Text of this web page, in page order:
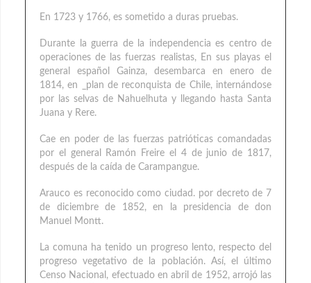
En 1723 y 1766, es sometido a duras pruebas.
Durante la guerra de la independencia es centro de
operaciones de las fuerzas realistas, En sus playas el
general español Gainza, desembarca en enero de
1814, en _plan de reconquista de Chile, internándose
por las selvas de Nahuelhuta y llegando hasta Santa
Juana y Rere.
Cae en poder de las fuerzas patrióticas comandadas
por el general Ramón Freire el 4 de junio de 1817,
después de la caída de Carampangue.
Arauco es reconocido como ciudad. por decreto de 7
de diciembre de 1852, en la presidencia de don
Manuel Montt.
La comuna ha tenido un progreso lento, respecto del
progreso vegetativo de la población. Así, el último
Censo Nacional, efectuado en abril de 1952, arrojó las